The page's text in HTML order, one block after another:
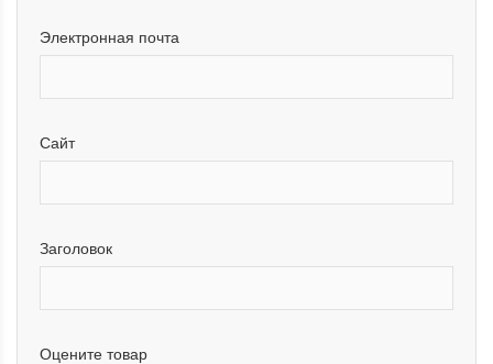
Электронная почта
Сайт
Заголовок
Оцените товар